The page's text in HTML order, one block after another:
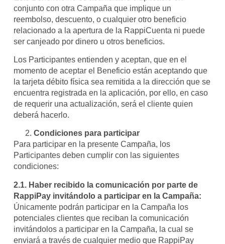
conjunto con otra Campaña que implique un
reembolso, descuento, o cualquier otro beneficio
relacionado a la apertura de la RappiCuenta ni puede
ser canjeado por dinero u otros beneficios.
Los Participantes entienden y aceptan, que en el
momento de aceptar el Beneficio están aceptando que
la tarjeta débito física sea remitida a la dirección que se
encuentra registrada en la aplicación, por ello, en caso
de requerir una actualización, será el cliente quien
deberá hacerlo.
Condiciones para participar
Para participar en la presente Campaña, los
Participantes deben cumplir con las siguientes
condiciones:
2.1. Haber recibido la comunicación por parte de
RappiPay invitándolo a participar en la Campaña:
Únicamente podrán participar en la Campaña los
potenciales clientes que reciban la comunicación
invitándolos a participar en la Campaña, la cual se
enviará a través de cualquier medio que RappiPay